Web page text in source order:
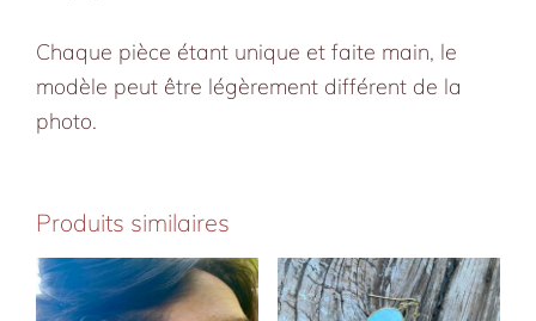
Chaque pièce étant unique et faite main, le
modèle peut être légèrement différent de la
photo.
Produits similaires